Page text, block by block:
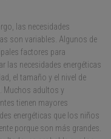
las necesidades
son variables. Algunos de
factores para
las necesidades energéticas
el tamaño y el nivel de
Muchos adultos y
tienen mayores
energéticas que los niños
porque son más grandes.